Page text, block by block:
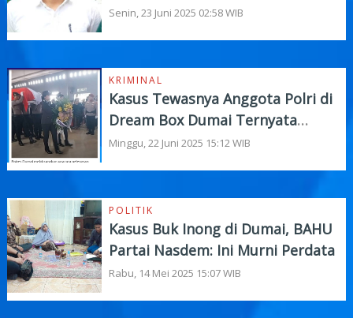
Box Dumai
Senin, 23 Juni 2025 02:58 WIB
KRIMINAL
Kasus Tewasnya Anggota Polri di
Dream Box Dumai Ternyata
Sudah di SP3
Minggu, 22 Juni 2025 15:12 WIB
POLITIK
Kasus Buk Inong di Dumai, BAHU
Partai Nasdem: Ini Murni Perdata
Rabu, 14 Mei 2025 15:07 WIB